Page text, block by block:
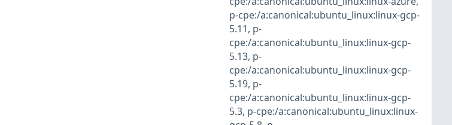
p-cpe:/a:canonical:ubuntu_linux:linux-gcp-
5.11, p-
cpe:/a:canonical:ubuntu_linux:linux-gcp-
5.13, p-
cpe:/a:canonical:ubuntu_linux:linux-gcp-
5.19, p-
cpe:/a:canonical:ubuntu_linux:linux-gcp-
5.3, p-cpe:/a:canonical:ubuntu_linux:linux-